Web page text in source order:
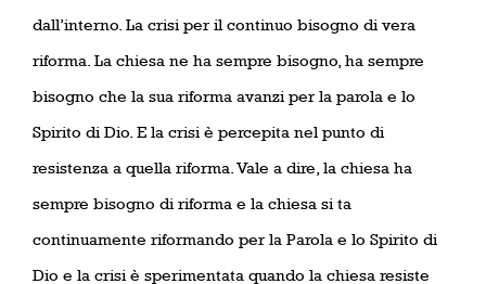
dall’interno. La crisi per il continuo bisogno di vera
riforma. La chiesa ne ha sempre bisogno, ha sempre
bisogno che la sua riforma avanzi per la parola e lo
Spirito di Dio. E la crisi è percepita nel punto di
resistenza a quella riforma. Vale a dire, la chiesa ha
sempre bisogno di riforma e la chiesa si ta
continuamente riformando per la Parola e lo Spirito di
Dio e la crisi è sperimentata quando la chiesa resiste